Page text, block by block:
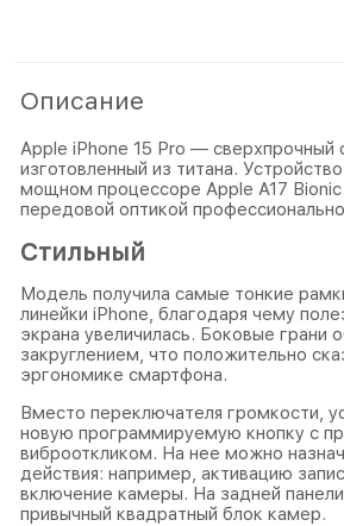
Описание
Apple iPhone 15 Pro — сверхпрочный
изготовленный из титана.
мощном процессоре Apple A17 Bionic
передовой оптикой
Стильный
Модель получила самые тонкие
линейки iPhone, благодаря чему
экрана увеличилась. Боковые грани
закруглением, что положительно
эргономике смартфона.
Вместо переключателя громкости,
новую программируемую кнопку с
виброоткликом. На нее можно
действия: например, активацию
включение камеры. На задней
привычный квадратный блок камер.